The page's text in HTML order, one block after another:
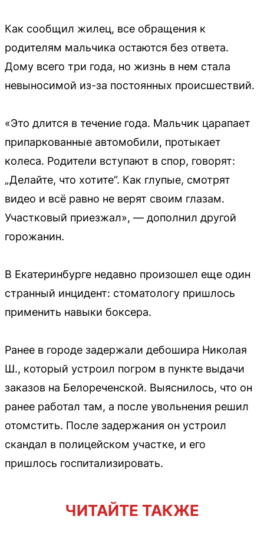
Как сообщил жилец, все обращения к
родителям мальчика остаются без ответа.
Дому всего три года, но жизнь в нем стала
невыносимой из-за постоянных происшествий.
«Это длится в течение года. Мальчик царапает
припаркованные автомобили, протыкает
колеса. Родители вступают в спор, говорят:
„Делайте, что хотите“. Как глупые, смотрят
видео и всё равно не верят своим глазам.
Участковый приезжал», — дополнил другой
горожанин.
В Екатеринбурге недавно произошел еще один
странный инцидент: стоматологу пришлось
применить навыки боксера.
Ранее в городе задержали дебошира Николая
Ш., который устроил погром в пункте выдачи
заказов на Белореченской. Выяснилось, что он
ранее работал там, а после увольнения решил
отомстить. После задержания он устроил
скандал в полицейском участке, и его
пришлось госпитализировать.
ЧИТАЙТЕ ТАКЖЕ